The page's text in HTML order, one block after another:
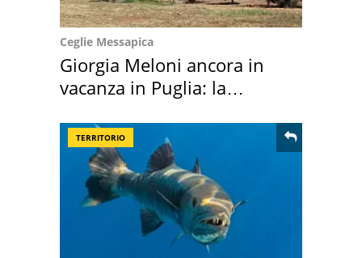
Ceglie Messapica
Giorgia Meloni ancora in
vacanza in Puglia: la
TERRITORIO